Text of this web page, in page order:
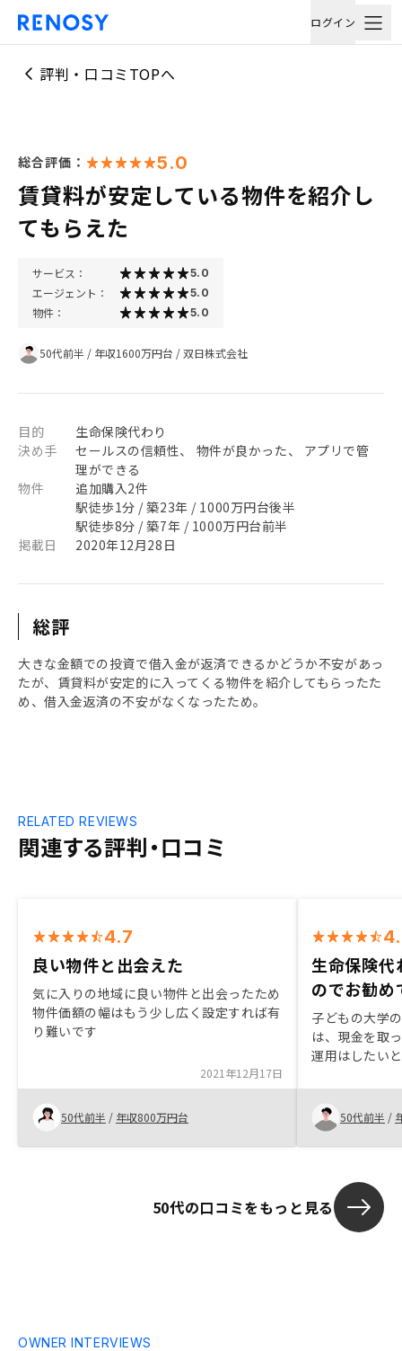
ログイン
評判・口コミTOPへ
総合評価： 5.0
賃貸料が安定している物件を紹介し
てもらえた
サービス： 5.0
エージェント： 5.0
物件： 5.0
50代前半 / 年収1600万円台 /双日株式会社
目的
生命保険代わり
決め手
セールスの信頼性、 物件が良かった、 アプリで管
理ができる
物件
追加購入2件
駅徒歩1分 / 築23年 / 1000万円台後半
駅徒歩8分 / 築7年 / 1000万円台前半
掲載日
2020年12月28日
総評
大きな金額での投資で借入金が返済できるかどうか不安があっ
たが、賃貸料が安定的に入ってくる物件を紹介してもらったた
め、借入金返済の不安がなくなったため。
関連する評判・口コミ
RELATED REVIEWS
4.7
良い物件と出会えた
気に入りの地域に良い物件と出会ったため
物件価額の幅はもう少し広く設定すれば有
り難いです
2021年12月17日
50代前半 / 年収800万円台
生命保険代
のでお勧め
子どもの大学
は、現金を取
運用はしたい
産テックを活
し、勧められ
ので、購入を
ライトやワー
います。
50代前半 /
50代の口コミをもっと見る
OWNER INTERVIEWS